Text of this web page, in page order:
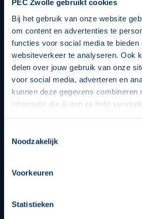
PEC Zwolle gebruikt cookies
Bij het gebruik van onze website
om content en advertenties te
functies voor social media te bieden
websiteverkeer te analyseren. Ook
delen over jouw gebruik van onze
voor social media, adverteren en
kunnen deze gegevens combineren
informatie die jij aan ze hebt
op een veilige en integere wijze. Je
beheren op de privacy- en
Noodzakelijk
Voorkeuren
Statistieken